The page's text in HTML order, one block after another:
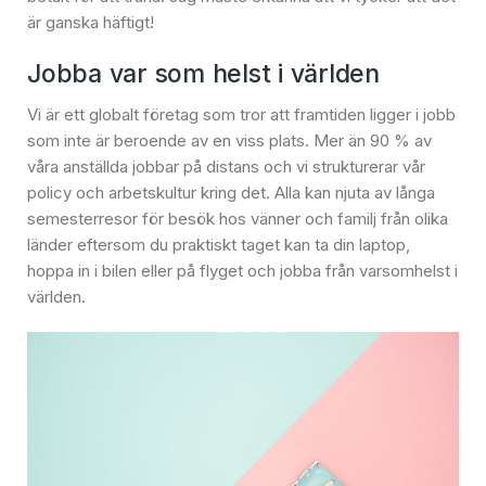
är ganska häftigt!
Jobba var som helst i världen
Vi är ett globalt företag som tror att framtiden ligger i jobb
som inte är beroende av en viss plats. Mer än 90 % av
våra anställda jobbar på distans och vi strukturerar vår
policy och arbetskultur kring det. Alla kan njuta av långa
semesterresor för besök hos vänner och familj från olika
länder eftersom du praktiskt taget kan ta din laptop,
hoppa in i bilen eller på flyget och jobba från varsomhelst i
världen.